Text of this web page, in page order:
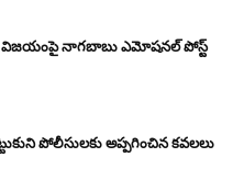
విజయంపై నాగబాబు ఎమోషనల్ పోస్ట్
పోలీసులకు అప్పగించిన కవలలు